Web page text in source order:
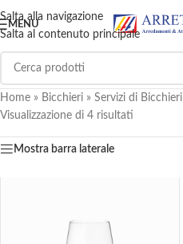
Salta alla navigazione
Salta al contenuto principale
MENU
Home » Bicchieri » Servizi di Bicchieri
Visualizzazione di 4 risultati
Mostra barra laterale